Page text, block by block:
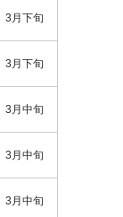
3月下旬
3月下旬
3月中旬
3月中旬
3月中旬